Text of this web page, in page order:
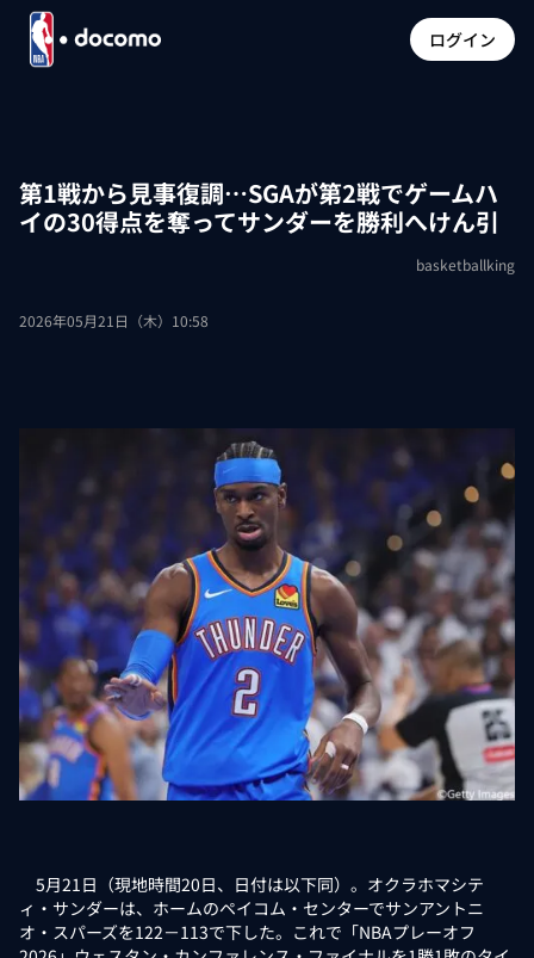
ログイン
第1戦から見事復調…SGAが第2戦でゲームハ
イの30得点を奪ってサンダーを勝利へけん引
basketballking
2026年05月21日（木）10:58
5月21日（現地時間20日、日付は以下同）。オクラホマシテ
ィ・サンダーは、ホームのペイコム・センターでサンアントニ
オ・スパーズを122－113で下した。これで「NBAプレーオフ